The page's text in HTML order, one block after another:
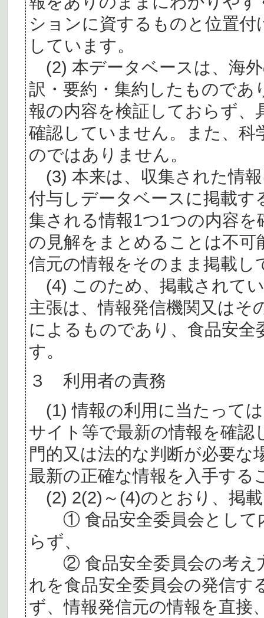
ションに資するものと位置
しています。
(2) 本データベースは、海
訳・要約・集約したものであ
報の内容を検証しておらず、
確認していません。また、
のではありません。
(3) 本来は、収集された情
付与しデータベースに掲載
集される情報1つ1つの内容
の見解をまとめることは不
信元の情報をそのまま掲載し
(4) このため、掲載されて
主張は、情報発信機関又はそ
によるものであり、食品安
す。
３ 利用者の責務
(1) 情報の利用に当たって
サイト等で最新の情報を確認
門的又は法的な判断が必要
最新の正確な情報を入手する
(2) 2(2)～(4)のとおり、掲
① 食品安全委員会として
らず、
② 食品安全委員会の考え
れを食品安全委員会の発信す
ず、情報発信元の情報を直接